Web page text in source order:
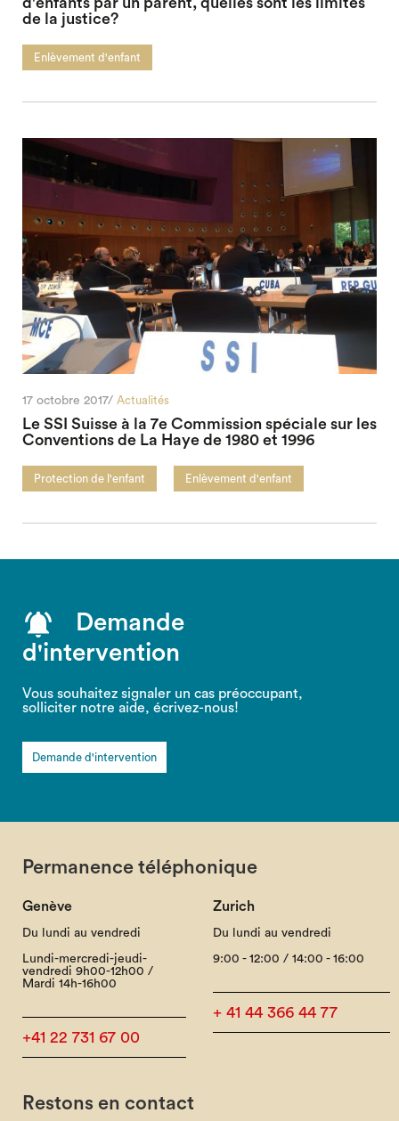
de la justice?
Enlèvement d'enfant
17 octobre 2017/ Actualités
Le SSI Suisse à la 7e Commission spéciale sur les
Conventions de La Haye de 1980 et 1996
Protection de l'enfant Enlèvement d'enfant
Demande
d'intervention
Vous souhaitez signaler un cas préoccupant,
solliciter notre aide, écrivez-nous!
Demande d'intervention
Permanence téléphonique
Genève
Du lundi au vendredi
Lundi-mercredi-jeudi-
vendredi 9h00-12h00 /
Mardi 14h-16h00
+41 22 731 67 00
Zurich
Du lundi au vendredi
9:00 - 12:00 / 14:00 - 16:00
+ 41 44 366 44 77
Restons en contact